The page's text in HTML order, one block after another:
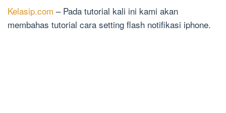
Kelasip.com – Pada tutorial kali ini kami akan
membahas tutorial cara setting flash notifikasi iphone.